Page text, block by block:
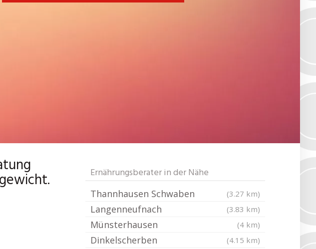
Ernährungsberater in der Nähe
Thannhausen Schwaben (3.27 km)
Langenneufnach (3.83 km)
Münsterhausen (4 km)
Dinkelscherben (4.15 km)